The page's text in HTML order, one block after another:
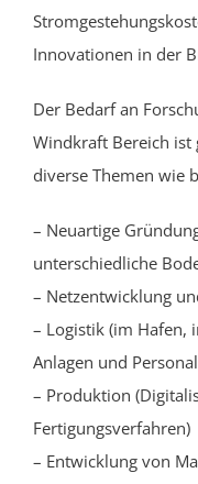
Innovationen in der
Der Bedarf an
Windkraft Bereich
diverse Themen wie
– Neuartige
unterschiedliche
– Netzentwicklung
– Logistik (im Hafen,
Anlagen und
– Produktion
Fertigungsverfahren)
– Entwicklung von